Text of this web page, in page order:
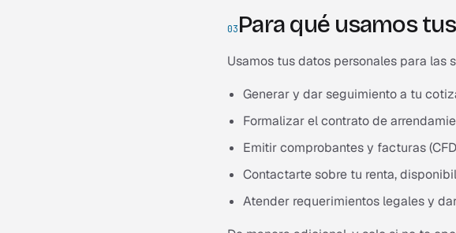
03Para qué usamos
Usamos tus datos personales para las
Generar y dar seguimiento a tu
Formalizar el contrato de
Emitir comprobantes y facturas
Contactarte sobre tu renta,
Atender requerimientos legales y